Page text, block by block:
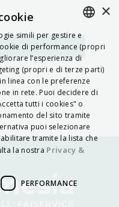
ITALIAN
ENGLISH
FRENCH
HUNGARIAN
DEUTSCH
POLSKI
PORTUGUÊS
×
simili per gestire e
di performance (propri
l’esperienza di
(propri e di terze parti)
linea con le preferenze
in rete. Puoi decidere di
tutti i cookies" o
del sito tramite
puoi selezionare
tramite la lista che
la nostra Privacy &
PERFORMANCE